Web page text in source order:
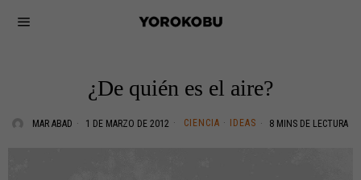
¿De quién es el aire?
MAR ABAD 1 DE MARZO DE 2012 CIENCIA · IDEAS 8 MINS DE LECTURA